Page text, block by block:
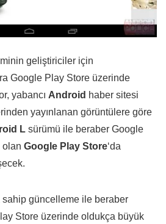
geliştiriciler için
Google Play Store üzerinde
yabancı Android haber sitesi
yayınlanan görüntülere göre
L sürümü ile beraber Google
olan Google Play Store‘da
sahip güncelleme ile beraber
Store üzerinde oldukça büyük